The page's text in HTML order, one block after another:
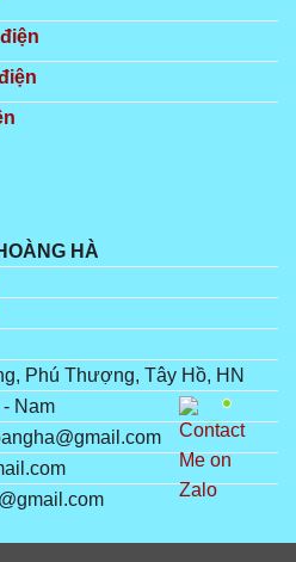
HÀ
Phú Thượng, Tây Hồ, HN
Nam